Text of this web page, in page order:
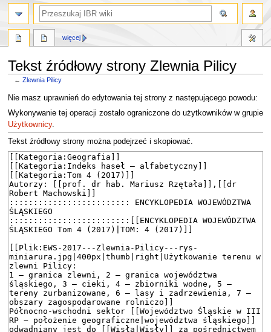
Tekst źródłowy strony Zlewnia Pilicy
←Zlewnia Pilicy
Przejdź
do
nawigacji
Przejdź
do
wyszukiwania
Nie masz uprawnień do edytowania tej strony z następującego powodu:
Wykonywanie tej operacji zostało ograniczone do użytkowników w grupie
Użytkownicy.
Tekst źródłowy strony można podejrzeć i skopiować.
więcej
szukaj